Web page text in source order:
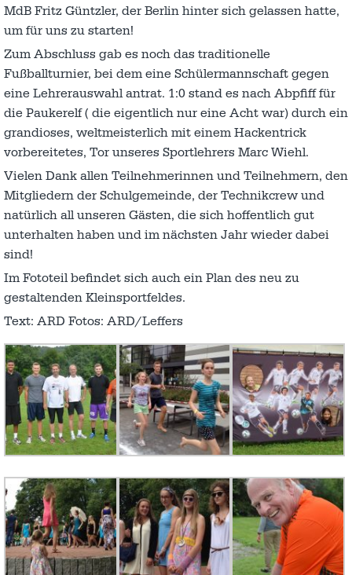
MdB Fritz Güntzler, der Berlin hinter sich gelassen hatte,
um für uns zu starten!
Zum Abschluss gab es noch das traditionelle
Fußballturnier, bei dem eine Schülermannschaft gegen
eine Lehrerauswahl antrat. 1:0 stand es nach Abpfiff für
die Paukerelf ( die eigentlich nur eine Acht war) durch ein
grandioses, weltmeisterlich mit einem Hackentrick
vorbereitetes, Tor unseres Sportlehrers Marc Wiehl.
Vielen Dank allen Teilnehmerinnen und Teilnehmern, den
Mitgliedern der Schulgemeinde, der Technikcrew und
natürlich all unseren Gästen, die sich hoffentlich gut
unterhalten haben und im nächsten Jahr wieder dabei
sind!
Im Fototeil befindet sich auch ein Plan des neu zu
gestaltenden Kleinsportfeldes.
Text: ARD Fotos: ARD/Leffers